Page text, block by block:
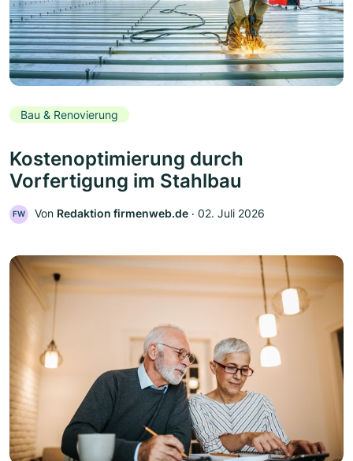
Bau & Renovierung
Kostenoptimierung durch
Vorfertigung im Stahlbau
FW Von Redaktion firmenweb.de ‧ 02. Juli 2026